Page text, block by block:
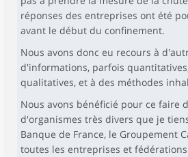
réponses des entreprises ont été
avant le début du confinement.
Nous avons donc eu recours à
d'informations, parfois
qualitatives, et à des méthodes
Nous avons bénéficié pour ce faire
d'organismes très divers que je
Banque de France, le Groupement
toutes les entreprises et